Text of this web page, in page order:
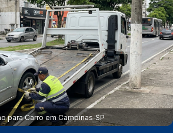
para Carro em Campinas‑SP